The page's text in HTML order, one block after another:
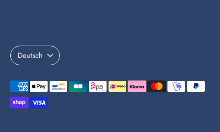
Sprache
Deutsch
Akzeptierte
Zahlungsarten